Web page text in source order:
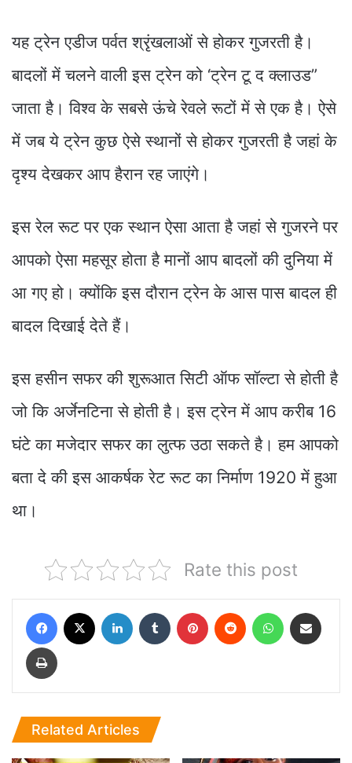
यह ट्रेन एडीज पर्वत श्रृंखलाओं से होकर गुजरती है।
बादलों में चलने वाली इस ट्रेन को ‘ट्रेन टू द क्लाउड”
जाता है। विश्व के सबसे ऊंचे रेवले रूटों में से एक है। ऐसे
में जब ये ट्रेन कुछ ऐसे स्थानों से होकर गुजरती है जहां के
दृश्य देखकर आप हैरान रह जाएंगे।
इस रेल रूट पर एक स्थान ऐसा आता है जहां से गुजरने पर
आपको ऐसा महसूर होता है मानों आप बादलों की दुनिया में
आ गए हो। क्योंकि इस दौरान ट्रेन के आस पास बादल ही
बादल दिखाई देते हैं।
इस हसीन सफर की शुरूआत सिटी ऑफ सॉल्टा से होती है
जो कि अर्जेनटिना से होती है। इस ट्रेन में आप करीब 16
घंटे का मजेदार सफर का लुत्फ उठा सकते है। हम आपको
बता दे की इस आकर्षक रेट रूट का निर्माण 1920 में हुआ
था।
Rate this post
Facebook LinkedIn Tumblr Pinterest Reddit WhatsApp
Print
Related Articles